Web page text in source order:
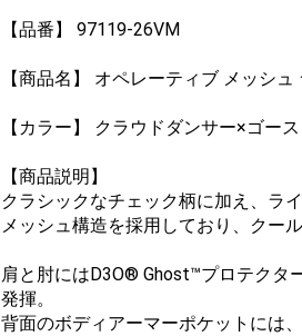
【品番】 97119-26VM
【商品名】 オペレーティブ メッシ
【カラー】 クラウドダンサー×ゴー
【商品説明】
クラシックなチェック柄に加え、ラ
メッシュ構造を採用しており、クー
肩と肘にはD3O® Ghost™プロテクタ
発揮。
背面のボディアーマーポケットには